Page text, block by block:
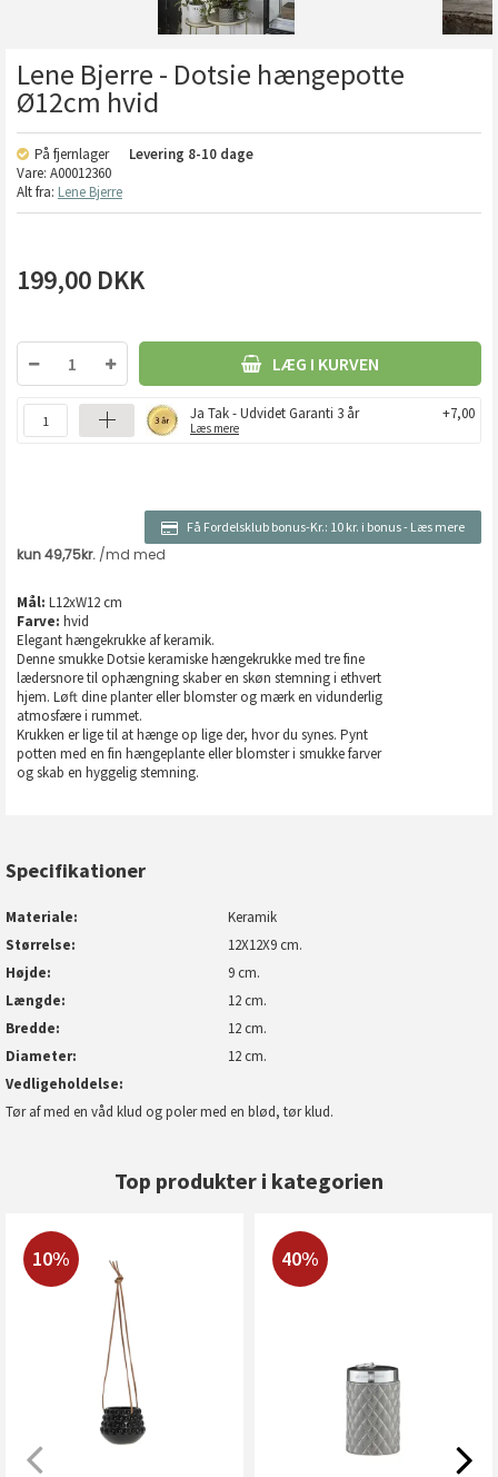
Lene Bjerre - Dotsie hængepotte
Ø12cm hvid
På fjernlager Levering 8-10 dage
Vare: A00012360
Alt fra: Lene Bjerre
199,00 DKK
LÆG I KURVEN
Ja Tak - Udvidet Garanti 3 år
Læs mere
+7,00
Få Fordelsklub bonus-Kr.: 10 kr. i bonus- Læs mere
Mål: L12xW12 cm
Farve: hvid
Elegant hængekrukke af keramik.
Denne smukke Dotsie keramiske hængekrukke med tre fine
lædersnore til ophængning skaber en skøn stemning i ethvert
hjem. Løft dine planter eller blomster og mærk en vidunderlig
atmosfære i rummet.
Krukken er lige til at hænge op lige der, hvor du synes. Pynt
potten med en fin hængeplante eller blomster i smukke farver
og skab en hyggelig stemning.
Specifikationer
Materiale
Keramik
Størrelse
12X12X9 cm.
Højde
9 cm.
Længde
12 cm.
Bredde
12 cm.
Diameter
12 cm.
Vedligeholdelse
Tør af med en våd klud og poler med en blød, tør klud.
Top produkter i kategorien
10% 40%